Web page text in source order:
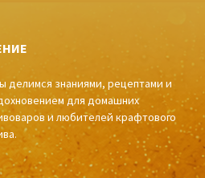
делимся знаниями, рецептами и
для домашних
и любителей крафтового